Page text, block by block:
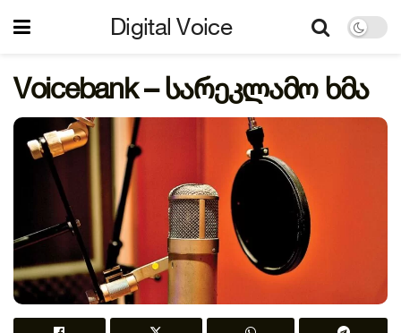
Digital Voice
Voicebank – სარეკლამო ხმა